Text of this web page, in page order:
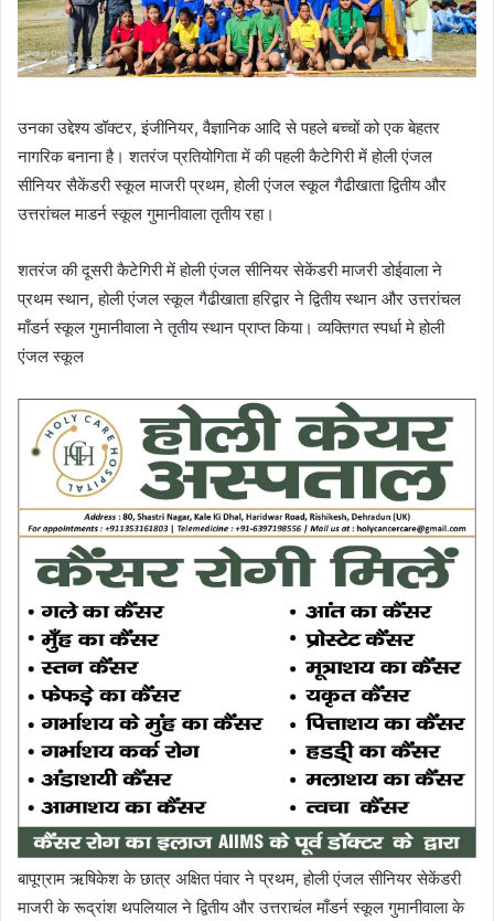
उनका उद्देश्य डॉक्टर, इंजीनियर, वैज्ञानिक आदि से पहले बच्चों को एक बेहतर
नागरिक बनाना है। शतरंज प्रतियोगिता में की पहली कैटेगिरी में होली एंजल
सीनियर सैकेंडरी स्कूल माजरी प्रथम, होली एंजल स्कूल गैढीखाता द्वितीय और
उत्तरांचल माडर्न स्कूल गुमानीवाला तृतीय रहा।
शतरंज की दूसरी कैटेगिरी में होली एंजल सीनियर सेकेंडरी माजरी डोईवाला ने
प्रथम स्थान, होली एंजल स्कूल गैढीखाता हरिद्वार ने द्वितीय स्थान और उत्तरांचल
माँडर्न स्कूल गुमानीवाला ने तृतीय स्थान प्राप्त किया। व्यक्तिगत स्पर्धा मे होली
एंजल स्कूल
बापूग्राम ऋषिकेश के छात्र अक्षित पंवार ने प्रथम, होली एंजल सीनियर सेकेंडरी
माजरी के रूद्रांश थपलियाल ने द्वितीय और उत्तराचंल माँडर्न स्कूल गुमानीवाला के